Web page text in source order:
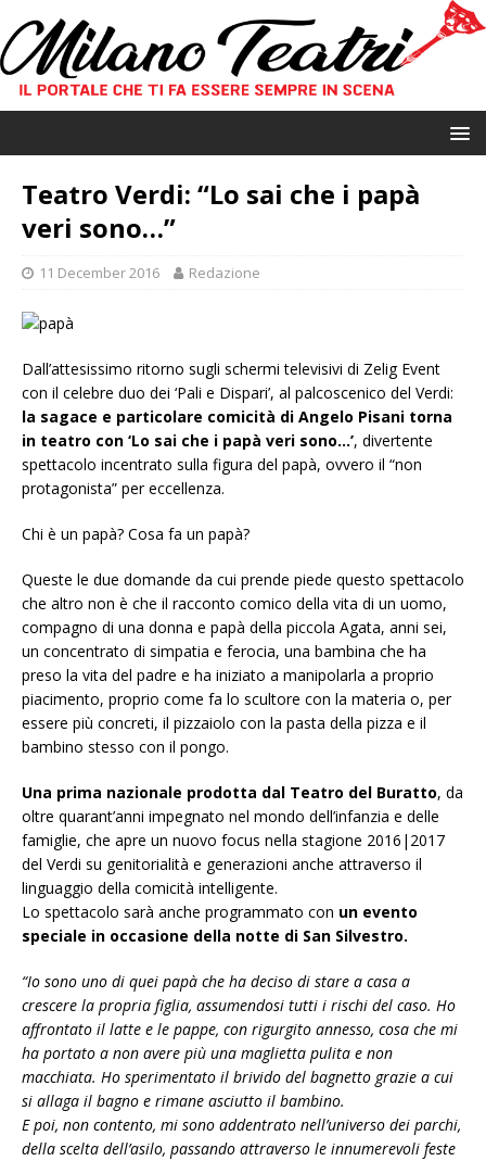
Teatro Verdi: “Lo sai che i papà
veri sono…”
11 December 2016 Redazione
Dall’attesissimo ritorno sugli schermi televisivi di Zelig Event
con il celebre duo dei ‘Pali e Dispari’, al palcoscenico del Verdi:
la sagace e particolare comicità di Angelo Pisani torna
in teatro con ‘Lo sai che i papà veri sono…’, divertente
spettacolo incentrato sulla figura del papà, ovvero il “non
protagonista” per eccellenza.
Chi è un papà? Cosa fa un papà?
Queste le due domande da cui prende piede questo spettacolo
che altro non è che il racconto comico della vita di un uomo,
compagno di una donna e papà della piccola Agata, anni sei,
un concentrato di simpatia e ferocia, una bambina che ha
preso la vita del padre e ha iniziato a manipolarla a proprio
piacimento, proprio come fa lo scultore con la materia o, per
essere più concreti, il pizzaiolo con la pasta della pizza e il
bambino stesso con il pongo.
Una prima nazionale prodotta dal Teatro del Buratto, da
oltre quarant’anni impegnato nel mondo dell’infanzia e delle
famiglie, che apre un nuovo focus nella stagione 2016|2017
del Verdi su genitorialità e generazioni anche attraverso il
linguaggio della comicità intelligente.
Lo spettacolo sarà anche programmato con un evento
speciale in occasione della notte di San Silvestro.
“Io sono uno di quei papà che ha deciso di stare a casa a
crescere la propria figlia, assumendosi tutti i rischi del caso. Ho
affrontato il latte e le pappe, con rigurgito annesso, cosa che mi
ha portato a non avere più una maglietta pulita e non
macchiata. Ho sperimentato il brivido del bagnetto grazie a cui
si allaga il bagno e rimane asciutto il bambino.
E poi, non contento, mi sono addentrato nell’universo dei parchi,
della scelta dell’asilo, passando attraverso le innumerevoli feste